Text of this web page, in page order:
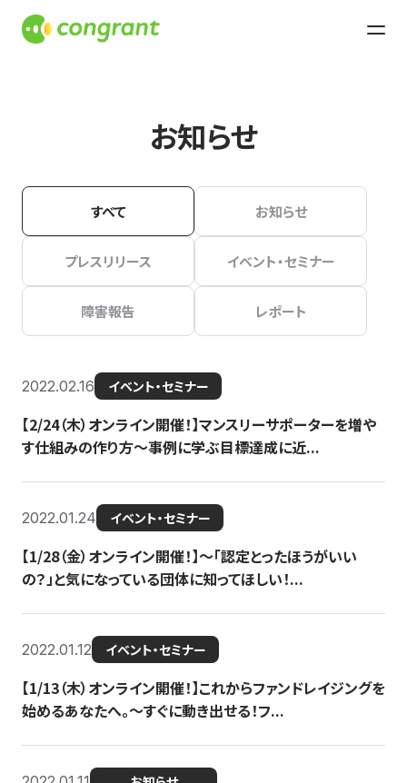
お知らせ
すべて お知らせ
プレスリリース イベント・セミナー
障害報告 レポート
2022.02.16 イベント・セミナー
【2/24（木）オンライン開催！】マンスリーサポーターを増や
す仕組みの作り方〜事例に学ぶ目標達成に近...
2022.01.24 イベント・セミナー
【1/28（金）オンライン開催！】〜「認定とったほうがいい
の？」と気になっている団体に知ってほしい！...
2022.01.12 イベント・セミナー
【1/13（木）オンライン開催！】これからファンドレイジングを
始めるあなたへ。〜すぐに動き出せる！フ...